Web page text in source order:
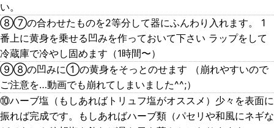
い。
⑧⑦の合わせたものを2等分して器にふんわり入れます。 1
番上に黄身を乗せる凹みを作っておいて下さい ラップをして
冷蔵庫で冷やし固めます（1時間〜）
⑨⑧の凹みに①の黄身をそっとのせます （崩れやすいので
ご注意を…動画でも崩れてしまいました^^;）
⑩ハーブ塩（もしあればトリュフ塩がオススメ）少々を表面に
振れば完成です。もしあればハーブ類（パセリや和風にネギな